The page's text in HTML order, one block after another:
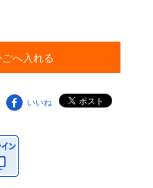
いいね